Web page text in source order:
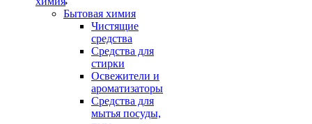
Бытовая химия
Чистящие
средства
Средства для
стирки
Освежители и
ароматизаторы
Средства для
мытья посуды,